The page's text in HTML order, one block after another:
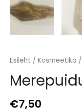
Esileht / Kosmeetika /
€7,50